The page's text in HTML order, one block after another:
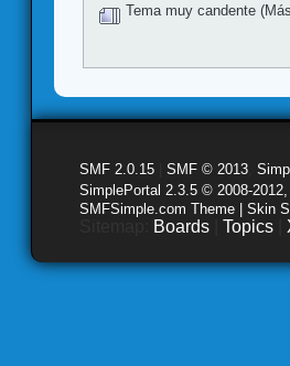
Tema muy candente
SMF 2.0.15 SMF © 2013
SimplePortal 2.3.5 © 2008-
SMFSimple.com Theme | Skin
Boards Topics